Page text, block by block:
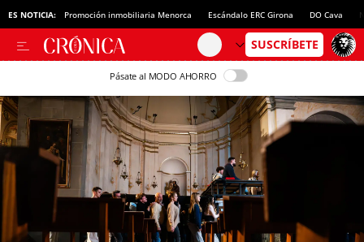
ES NOTICIA: Promoción inmobiliaria Menorca Escándalo ERC Girona DO Cava
Pásate al MODO AHORRO